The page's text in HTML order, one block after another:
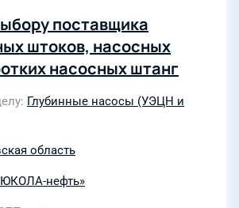
поставщика
штоков, насосных
насосных штанг
Глубинные насосы (УЭЦН и
область
нефть»